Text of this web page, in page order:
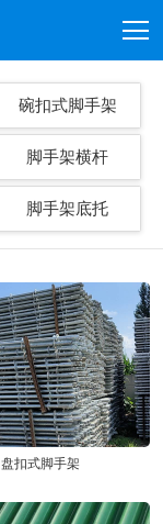
碗扣式脚手架
脚手架横杆
脚手架底托
盘扣式脚手架